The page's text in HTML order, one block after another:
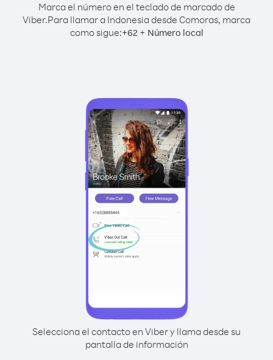
Marca el número en el teclado de marcado de
Viber.Para llamar a Indonesia desde Comoras, marca
como sigue:+62+ Número local
Selecciona el contacto en Viber y llama desde su
pantalla de información